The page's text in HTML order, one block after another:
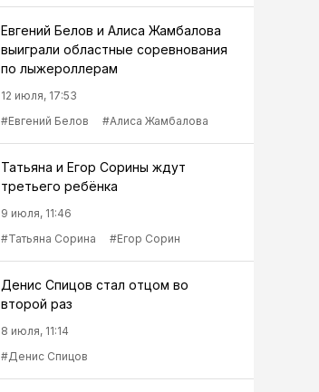
Евгений Белов и Алиса Жамбалова
выиграли областные соревнования
по лыжероллерам
12 июля, 17:53
#Евгений Белов
#Алиса Жамбалова
Татьяна и Егор Сорины ждут
третьего ребёнка
9 июля, 11:46
#Татьяна Сорина
#Егор Сорин
Денис Спицов стал отцом во
второй раз
8 июля, 11:14
#Денис Спицов